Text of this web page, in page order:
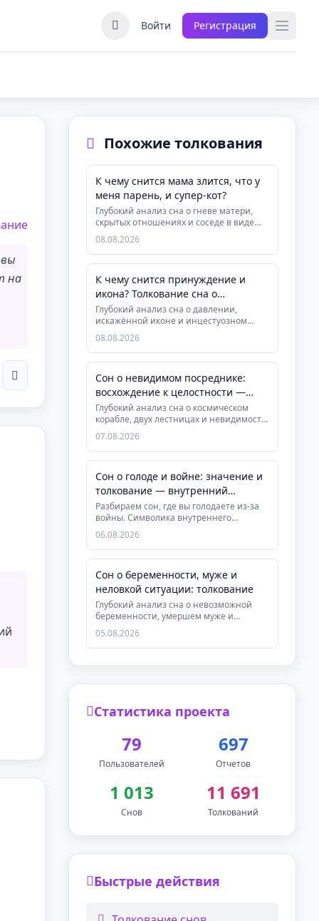
Войти Регистрация
на
Похожие толкования
К чему снится мама злится, что у
меня парень, и супер-кот?
Глубокий анализ сна о гневе матери,
скрытых отношениях и соседе в виде
супер-кота. Узнайте, как этот...
08.08.2026
К чему снится принуждение и
икона? Толкование сна о
капитуляции
Глубокий анализ сна о давлении,
искажённой иконе и инцестуозном
слиянии. Узнайте, как восстановить г...
08.08.2026
Сон о невидимом посреднике:
восхождение к целостности —
толкование
Глубокий анализ сна о космическом
корабле, двух лестницах и невидимости.
Раскрываем символизм интегр...
07.08.2026
Сон о голоде и войне: значение и
толкование — внутренний
конфликт и поиск рес...
Разбираем сон, где вы голодаете из-за
войны. Символика внутреннего
конфликта и истощения. Практическ...
06.08.2026
Сон о беременности, муже и
неловкой ситуации: толкование
Глубокий анализ сна о невозможной
беременности, умершем муже и
конфликте в чужой квартире. Узнайте, ...
05.08.2026
Статистика проекта
79
Пользователей
697
Отчетов
1 013
Снов
11 691
Толкований
Быстрые действия